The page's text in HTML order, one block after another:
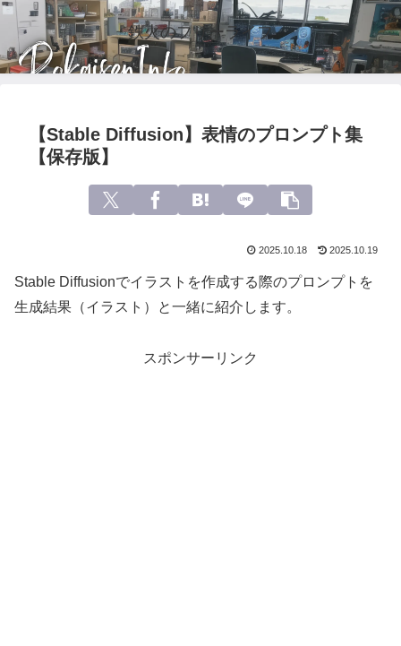
鉄火のフリーライフ
【Stable Diffusion】表情のプロンプト集
【保存版】
2025.10.18 2025.10.19
Stable Diffusionでイラストを作成する際のプロンプトを
生成結果（イラスト）と一緒に紹介します。
スポンサーリンク